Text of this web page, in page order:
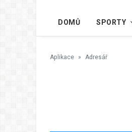
DOMŮ SPORTY
Aplikace Adresář